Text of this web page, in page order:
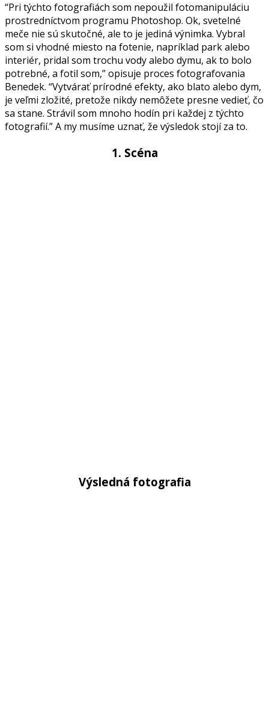
“Pri týchto fotografiách som nepoužil fotomanipuláciu
prostredníctvom programu Photoshop. Ok, svetelné
meče nie sú skutočné, ale to je jediná výnimka. Vybral
som si vhodné miesto na fotenie, napríklad park alebo
interiér, pridal som trochu vody alebo dymu, ak to bolo
potrebné, a fotil som,” opisuje proces fotografovania
Benedek. “Vytvárať prírodné efekty, ako blato alebo dym,
je veľmi zložité, pretože nikdy nemôžete presne vedieť, čo
sa stane. Strávil som mnoho hodín pri každej z týchto
fotografií.” A my musíme uznať, že výsledok stojí za to.
1. Scéna
Výsledná fotografia